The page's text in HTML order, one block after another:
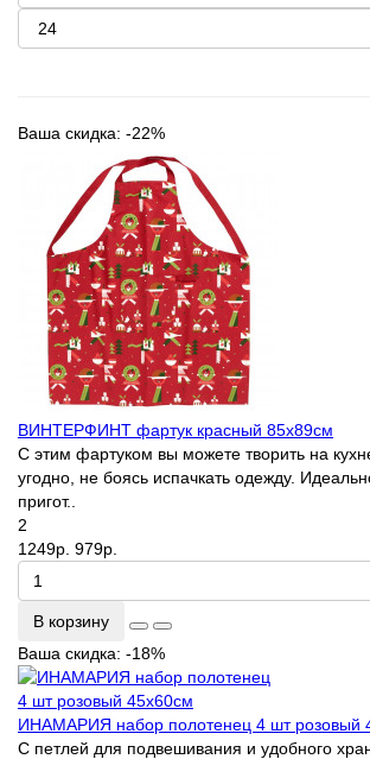
Ваша скидка: -22%
ВИНТЕРФИНТ фартук красный 85х89см
С этим фартуком вы можете творить на
угодно, не боясь испачкать одежду.
пригот..
2
1249р. 979р.
В корзину
Ваша скидка: -18%
ИНАМАРИЯ набор полотенец 4 шт розовый
С петлей для подвешивания и удобного